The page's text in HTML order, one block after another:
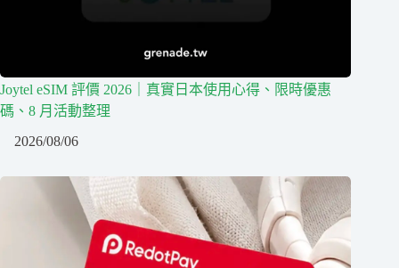
Joytel eSIM 評價 2026｜真實日本使用心得、限時優惠
碼、8 月活動整理
2026/08/06